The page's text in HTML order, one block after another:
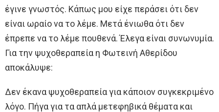
έγινε γνωστός. Κάπως μου είχε περάσει ότι δεν
είναι ωραίο να το λέμε. Μετά ένιωθα ότι δεν
έπρεπε να το λέμε πουθενά. Έλεγα είναι συνωνυμία.
Για την ψυχοθεραπεία η Φωτεινή Αθερίδου
αποκάλυψε:
Δεν έκανα ψυχοθεραπεία για κάποιον συγκεκριμένο
λόγο. Πήγα για τα απλά μετεφηβικά θέματα και